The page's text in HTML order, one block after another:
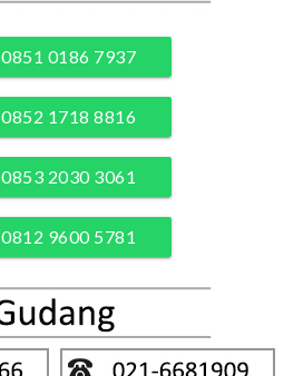
0851 0186 7937
0852 1718 8816
0853 2030 3061
0812 9600 5781